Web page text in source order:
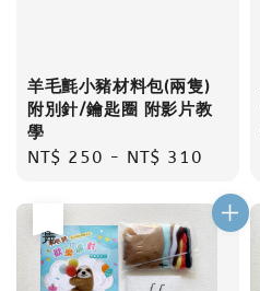
羊毛氈小豬材料包(兩隻)
附別針/鑰匙圈 附影片教
學
Regular
NT$ 250 - NT$ 310